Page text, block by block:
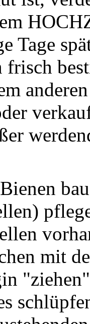
Tage
frisch
mit